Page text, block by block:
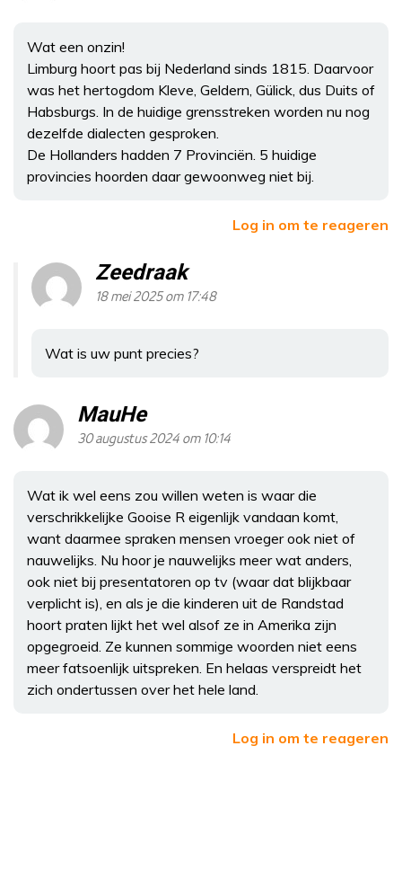
Wat een onzin!
Limburg hoort pas bij Nederland sinds 1815. Daarvoor
was het hertogdom Kleve, Geldern, Gülick, dus Duits of
Habsburgs. In de huidige grensstreken worden nu nog
dezelfde dialecten gesproken.
De Hollanders hadden 7 Provinciën. 5 huidige
provincies hoorden daar gewoonweg niet bij.
Log in om te reageren
Zeedraak
18 mei 2025 om 17:48
Wat is uw punt precies?
MauHe
30 augustus 2024 om 10:14
Wat ik wel eens zou willen weten is waar die
verschrikkelijke Gooise R eigenlijk vandaan komt,
want daarmee spraken mensen vroeger ook niet of
nauwelijks. Nu hoor je nauwelijks meer wat anders,
ook niet bij presentatoren op tv (waar dat blijkbaar
verplicht is), en als je die kinderen uit de Randstad
hoort praten lijkt het wel alsof ze in Amerika zijn
opgegroeid. Ze kunnen sommige woorden niet eens
meer fatsoenlijk uitspreken. En helaas verspreidt het
zich ondertussen over het hele land.
Log in om te reageren